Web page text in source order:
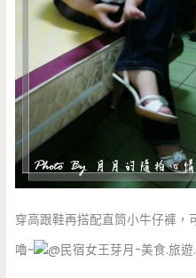
穿高跟鞋再搭配直筒小牛仔褲，
嚕~